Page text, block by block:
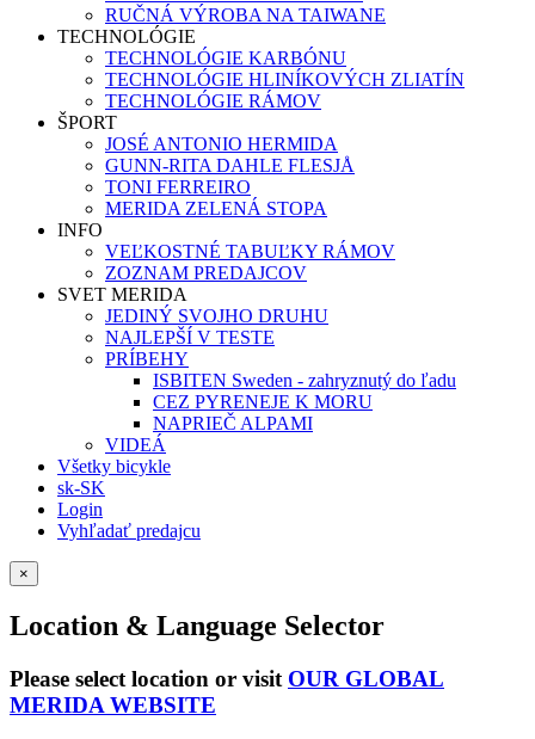
RUČNÁ VÝROBA NA TAIWANE
TECHNOLÓGIE
TECHNOLÓGIE KARBÓNU
TECHNOLÓGIE HLINÍKOVÝCH ZLIATÍN
TECHNOLÓGIE RÁMOV
ŠPORT
JOSÉ ANTONIO HERMIDA
GUNN-RITA DAHLE FLESJÅ
TONI FERREIRO
MERIDA ZELENÁ STOPA
INFO
VEĽKOSTNÉ TABUĽKY RÁMOV
ZOZNAM PREDAJCOV
SVET MERIDA
JEDINÝ SVOJHO DRUHU
NAJLEPŠÍ V TESTE
PRÍBEHY
ISBITEN Sweden - zahryznutý do ľadu
CEZ PYRENEJE K MORU
NAPRIEČ ALPAMI
VIDEÁ
Všetky bicykle
sk-SK
Login
Vyhľadať predajcu
×
Location & Language Selector
Please select location or visit OUR GLOBAL
MERIDA WEBSITE